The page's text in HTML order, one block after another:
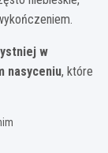
w
nasyceniu, które